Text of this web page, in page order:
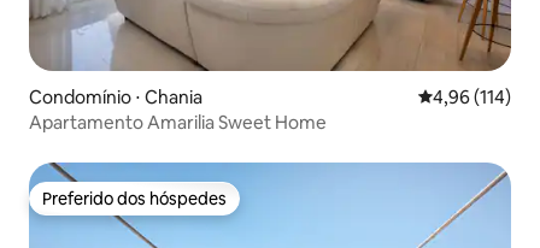
Condomínio ⋅ Chania 4,96 de uma
4,96 (114)
Apartamento Amarilia Sweet Home
Preferido dos hóspedes
Preferido dos hóspedes